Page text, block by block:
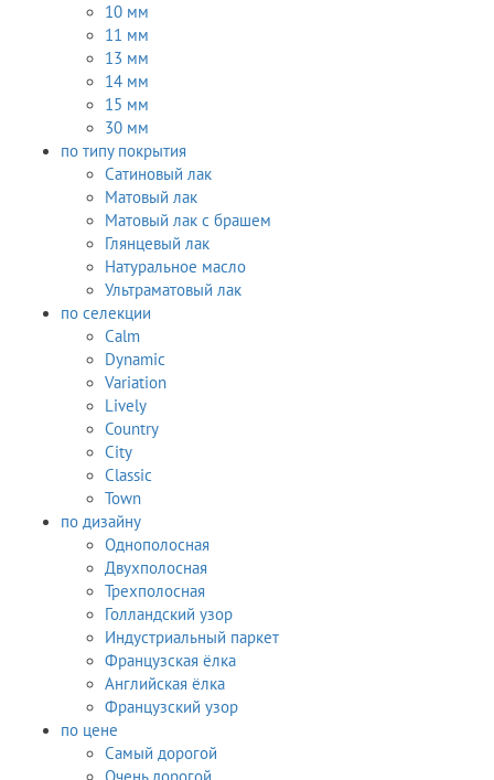
10 мм
11 мм
13 мм
14 мм
15 мм
30 мм
по типу покрытия
Сатиновый лак
Матовый лак
Матовый лак с брашем
Глянцевый лак
Натуральное масло
Ультраматовый лак
по селекции
Calm
Dynamic
Variation
Lively
Country
City
Classic
Town
по дизайну
Однополосная
Двухполосная
Трехполосная
Голландский узор
Индустриальный паркет
Французская ёлка
Английская ёлка
Французский узор
по цене
Самый дорогой